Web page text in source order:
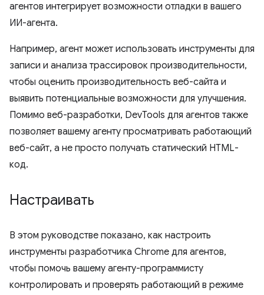
агентов интегрирует возможности отладки в вашего
ИИ-агента.
Например, агент может использовать инструменты для
записи и анализа трассировок производительности,
чтобы оценить производительность веб-сайта и
выявить потенциальные возможности для улучшения.
Помимо веб-разработки, DevTools для агентов также
позволяет вашему агенту просматривать работающий
веб-сайт, а не просто получать статический HTML-
код.
Настраивать
В этом руководстве показано, как настроить
инструменты разработчика Chrome для агентов,
чтобы помочь вашему агенту-программисту
контролировать и проверять работающий в режиме